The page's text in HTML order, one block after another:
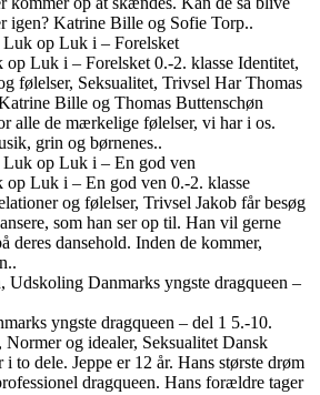
igen? Katrine Bille og Sofie Torp..
Luk op Luk i – Forelsket
op Luk i – Forelsket 0.-2. klasse Identitet,
følelser, Seksualitet, Trivsel Har Thomas
Bille og Thomas Buttenschøn
alle de mærkelige følelser, vi har i os.
grin og børnenes..
Luk op Luk i – En god ven
op Luk i – En god ven 0.-2. klasse
og følelser, Trivsel Jakob får besøg
som han ser op til. Han vil gerne
deres dansehold. Inden de kommer,
Udskoling Danmarks yngste dragqueen –
yngste dragqueen – del 1 5.-10.
Normer og idealer, Seksualitet Dansk
i to dele. Jeppe er 12 år. Hans største drøm
dragqueen. Hans forældre tager